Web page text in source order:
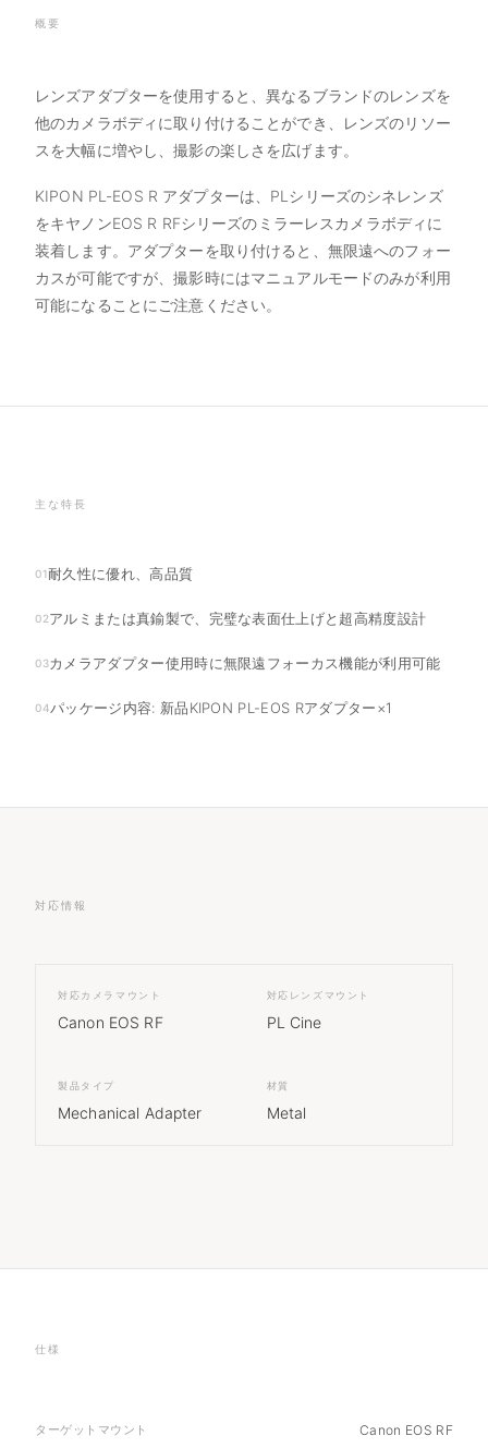
概要
レンズアダプターを使用すると、異なるブランドのレンズを
他のカメラボディに取り付けることができ、レンズのリソー
スを大幅に増やし、撮影の楽しさを広げます。
KIPON PL-EOS R アダプターは、PLシリーズのシネレンズ
をキヤノンEOS R RFシリーズのミラーレスカメラボディに
装着します。アダプターを取り付けると、無限遠へのフォー
カスが可能ですが、撮影時にはマニュアルモードのみが利用
可能になることにご注意ください。
主な特長
01耐久性に優れ、高品質
02アルミまたは真鍮製で、完璧な表面仕上げと超高精度設計
03カメラアダプター使用時に無限遠フォーカス機能が利用可能
04パッケージ内容: 新品KIPON PL-EOS Rアダプター×1
対応情報
対応カメラマウント
Canon EOS RF
対応レンズマウント
PL Cine
製品タイプ
Mechanical Adapter
材質
Metal
仕様
ターゲットマウント Canon EOS RF